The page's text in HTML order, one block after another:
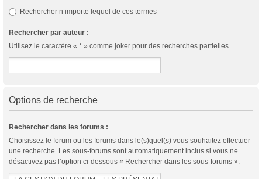
Rechercher n’importe lequel de ces termes
Rechercher par auteur :
Utilisez le caractère « * » comme joker pour des recherches partielles.
Options de recherche
Rechercher dans les forums :
Choisissez le forum ou les forums dans le(s)quel(s) vous souhaitez effectuer
une recherche. Les sous-forums sont automatiquement inclus si vous ne
désactivez pas l’option ci-dessous « Rechercher dans les sous-forums ».